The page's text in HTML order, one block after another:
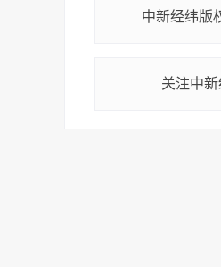
中新经纬版
关注中新